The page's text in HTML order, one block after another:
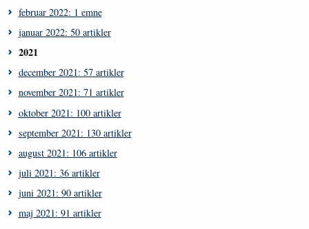
februar 2022: 1 emne
januar 2022: 50 artikler
2021
december 2021: 57 artikler
november 2021: 71 artikler
oktober 2021: 100 artikler
september 2021: 130 artikler
august 2021: 106 artikler
juli 2021: 36 artikler
juni 2021: 90 artikler
maj 2021: 91 artikler